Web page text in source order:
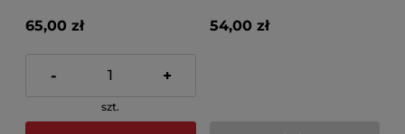
65,00 zł
- +
szt.
54,00 zł